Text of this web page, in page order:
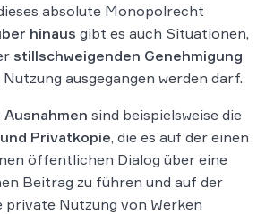
absolute Monopolrecht
hinaus gibt es auch Situationen,
stillschweigenden Genehmigung
ausgegangen werden darf.
sind beispielsweise die
Privatkopie, die es auf der einen
öffentlichen Dialog über eine
Beitrag zu führen und auf der
private Nutzung von Werken